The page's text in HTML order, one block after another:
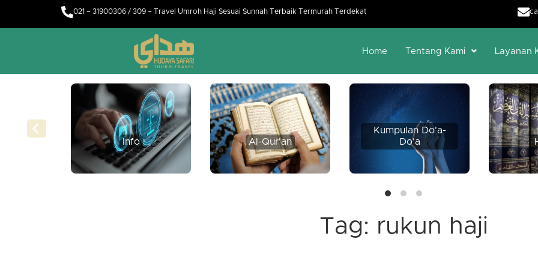
021 – 31900306 / 309 – Travel Umroh Haji Sesuai Sunnah Terbaik Termurah Terdekat
Home Tentang Kami Layanan
Info Al-Qur'an
Kumpulan Do'a-
Do'a
Tag: rukun haji